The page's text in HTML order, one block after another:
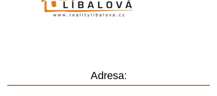
Adresa: